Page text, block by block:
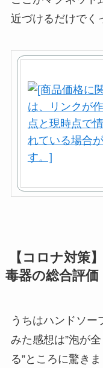
近づけるだけでく
【コロナ対策
毒器の総合評価
うちはハンドソー
みた感想は”泡が
る”ところに驚きま